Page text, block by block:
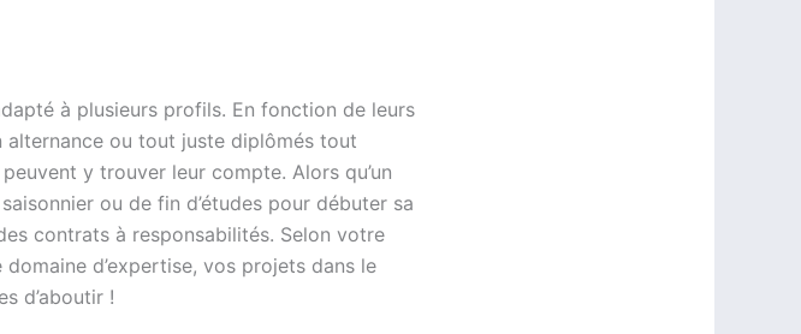
à plusieurs profils. En fonction de leurs
alternance ou tout juste diplômés tout
y trouver leur compte. Alors qu’un
ou de fin d’études pour débuter sa
contrats à responsabilités. Selon votre
d’expertise, vos projets dans le
d’aboutir !